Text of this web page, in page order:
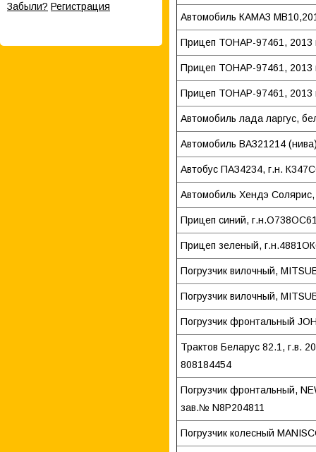
Забыли? Регистрация
Автомобиль КАМАЗ
Прицеп ТОНАР-97461, 2013
Прицеп ТОНАР-97461, 2013
Прицеп ТОНАР-97461, 2013
Автомобиль лада ларгус,
Автомобиль ВАЗ21214
Автобус ПАЗ4234, г.н.
Автомобиль Хендэ
Прицеп синий,
Прицеп зеленый,
Погрузчик вилочный,
Погрузчик вилочный,
Погрузчик фронтальный
Трактов Беларус 82.1, г.в.
808184454
Погрузчик фронтальный,
зав.№ N8P204811
Погрузчик колесный